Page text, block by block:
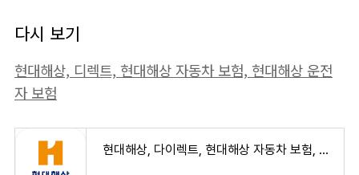
다시 보기
현대해상, 디렉트, 현대해상 자동차 보험, 현대해상 운전
자 보험
현대해상, 다이렉트, 현대해상 자동차 보험, 현대해상 운전자 보험